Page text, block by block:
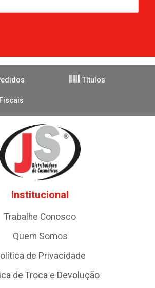
Títulos
Institucional
Trabalhe Conosco
Quem Somos
de Privacidade
de Troca e Devolução